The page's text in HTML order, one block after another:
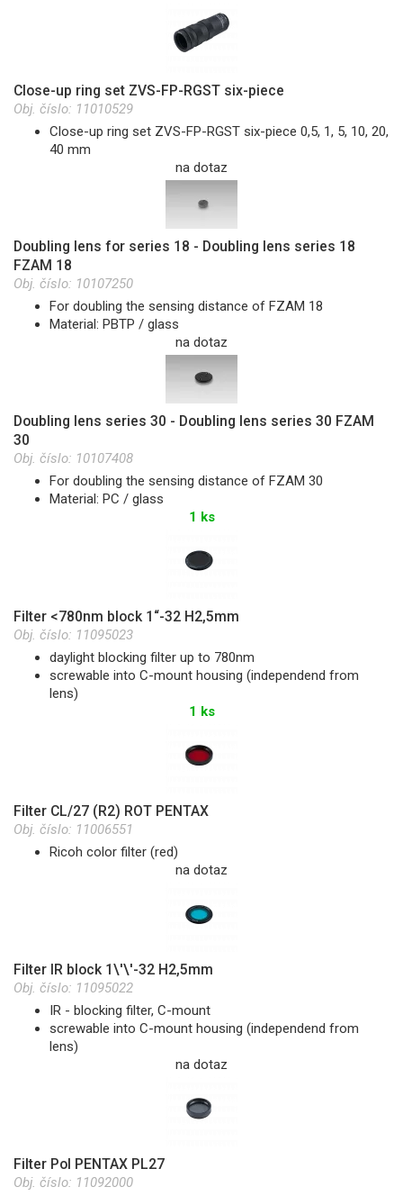
Close-up ring set ZVS-FP-RGST six-piece
Obj. číslo: 11010529
Close-up ring set ZVS-FP-RGST six-piece 0,5, 1, 5, 10, 20,
40 mm
na dotaz
Doubling lens for series 18 - Doubling lens series 18
FZAM 18
Obj. číslo: 10107250
For doubling the sensing distance of FZAM 18
Material: PBTP / glass
na dotaz
Doubling lens series 30 - Doubling lens series 30 FZAM
30
Obj. číslo: 10107408
For doubling the sensing distance of FZAM 30
Material: PC / glass
1 ks
Filter <780nm block 1“-32 H2,5mm
Obj. číslo: 11095023
daylight blocking filter up to 780nm
screwable into C-mount housing (independend from
lens)
1 ks
Filter CL/27 (R2) ROT PENTAX
Obj. číslo: 11006551
Ricoh color filter (red)
na dotaz
Filter IR block 1\'\'-32 H2,5mm
Obj. číslo: 11095022
IR - blocking filter, C-mount
screwable into C-mount housing (independend from
lens)
na dotaz
Filter Pol PENTAX PL27
Obj. číslo: 11092000